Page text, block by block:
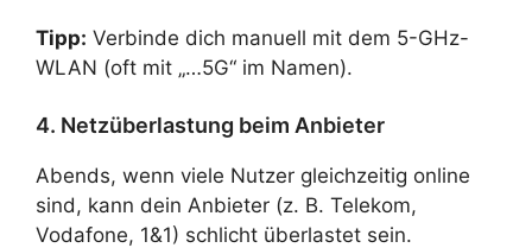
Tipp: Verbinde dich manuell mit dem 5-GHz-
WLAN (oft mit „…5G“ im Namen).
4. Netzüberlastung beim Anbieter
Abends, wenn viele Nutzer gleichzeitig online
sind, kann dein Anbieter (z. B. Telekom,
Vodafone, 1&1) schlicht überlastet sein.